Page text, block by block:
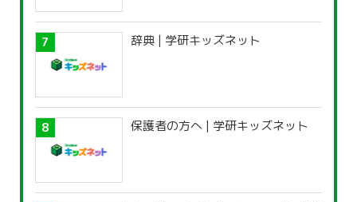
辞典 | 学研キッズネット
保護者の方へ | 学研キッズネット